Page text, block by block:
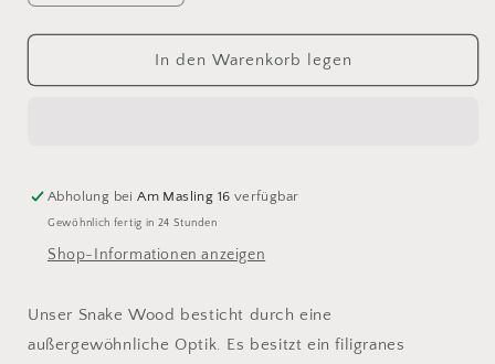
die
Menge
Dark
die
Menge
für
Dark
In den Warenkorb legen
Abholung beiAm Masling 16 verfügbar
Gewöhnlich fertig in 24 Stunden
Shop-Informationen anzeigen
Unser Snake Wood besticht durch eine
außergewöhnliche Optik. Es besitzt ein filigranes